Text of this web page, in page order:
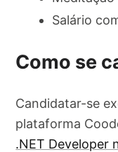
Salário
Como se
Candidatar-se
plataforma
.NET Developer